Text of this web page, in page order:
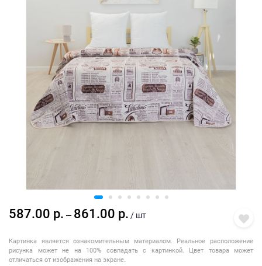
587.00 р. — 861.00 р. / шт
Картинка является ознакомительным материалом. Реальное расположение
рисунка может не на 100% совпадать с картинкой. Цвет товара может
отличаться от изображения на экране.